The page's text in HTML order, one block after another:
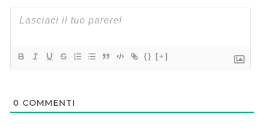
{} [+]
0 COMMENTI